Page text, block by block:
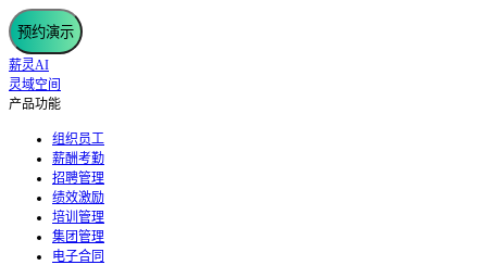
预约演示
薪灵AI
灵域空间
产品功能
组织员工
薪酬考勤
招聘管理
绩效激励
培训管理
集团管理
电子合同